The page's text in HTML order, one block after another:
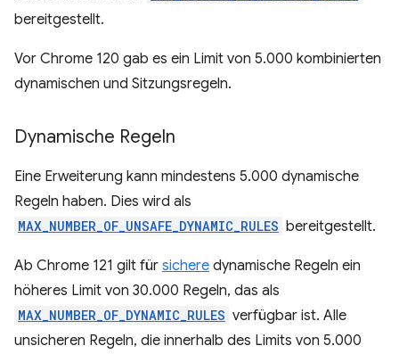
bereitgestellt.
Vor Chrome 120 gab es ein Limit von 5.000 kombinierten
dynamischen und Sitzungsregeln.
Dynamische Regeln
Eine Erweiterung kann mindestens 5.000 dynamische
Regeln haben. Dies wird als
MAX_NUMBER_OF_UNSAFE_DYNAMIC_RULES bereitgestellt.
Ab Chrome 121 gilt für sichere dynamische Regeln ein
höheres Limit von 30.000 Regeln, das als
MAX_NUMBER_OF_DYNAMIC_RULES verfügbar ist. Alle
unsicheren Regeln, die innerhalb des Limits von 5.000